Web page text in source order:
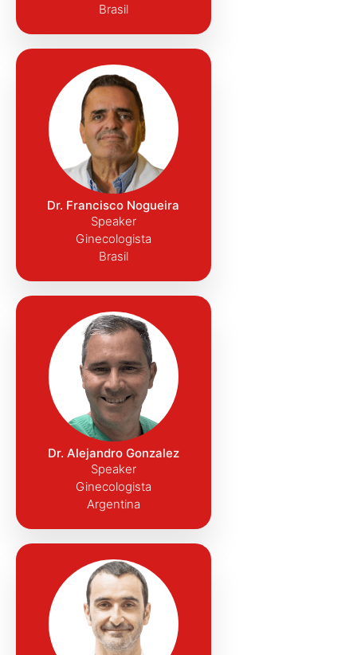
Brasil
Dr. Francisco Nogueira
Speaker
Ginecologista
Brasil
Dr. Alejandro Gonzalez
Speaker
Ginecologista
Argentina